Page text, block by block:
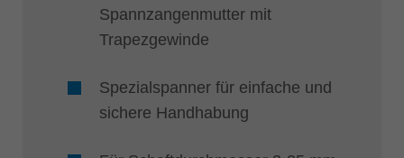
Spannzangenmutter mit
Trapezgewinde
Spezialspanner für einfache und
sichere Handhabung